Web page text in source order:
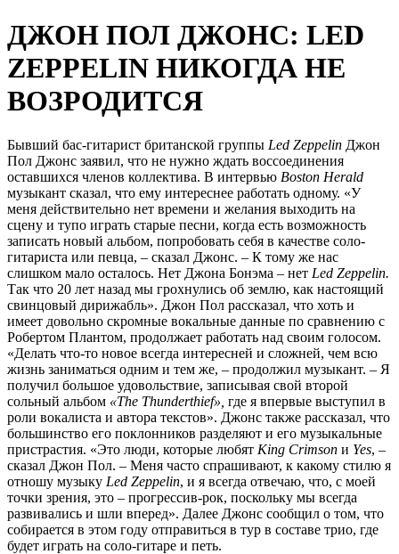
ДЖОН ПОЛ ДЖОНС: LED
ZEPPELIN НИКОГДА НЕ
ВОЗРОДИТСЯ
Бывший бас-гитарист британской группы Led Zeppelin Джон
Пол Джонс заявил, что не нужно ждать воссоединения
оставшихся членов коллектива. В интервью Boston Herald
музыкант сказал, что ему интереснее работать одному. «У
меня действительно нет времени и желания выходить на
сцену и тупо играть старые песни, когда есть возможность
записать новый альбом, попробовать себя в качестве соло-
гитариста или певца, – сказал Джонс. – К тому же нас
слишком мало осталось. Нет Джона Бонэма – нет Led Zeppelin.
Так что 20 лет назад мы грохнулись об землю, как настоящий
свинцовый дирижабль». Джон Пол рассказал, что хоть и
имеет довольно скромные вокальные данные по сравнению с
Робертом Плантом, продолжает работать над своим голосом.
«Делать что-то новое всегда интересней и сложней, чем всю
жизнь заниматься одним и тем же, – продолжил музыкант. – Я
получил большое удовольствие, записывая свой второй
сольный альбом «The Thunderthief», где я впервые выступил в
роли вокалиста и автора текстов». Джонс также рассказал, что
большинство его поклонников разделяют и его музыкальные
пристрастия. «Это люди, которые любят King Crimson и Yes, –
сказал Джон Пол. – Меня часто спрашивают, к какому стилю я
отношу музыку Led Zeppelin, и я всегда отвечаю, что, с моей
точки зрения, это – прогрессив-рок, поскольку мы всегда
развивались и шли вперед». Далее Джонс сообщил о том, что
собирается в этом году отправиться в тур в составе трио, где
будет играть на соло-гитаре и петь.